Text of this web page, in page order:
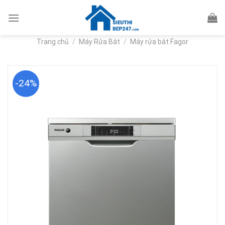
Trang chủ / Máy Rửa Bát / Máy rửa bát Fagor
-24%